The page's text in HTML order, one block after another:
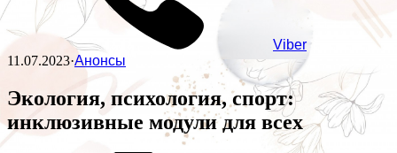
Viber
11.07.2023·Анонсы
Экология, психология, спорт:
инклюзивные модули для всех